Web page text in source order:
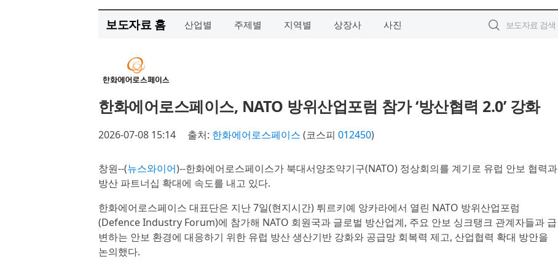
보도자료 홈 산업별 주제별 지역별 상장사 사진
한화에어로스페이스, NATO 방위산업포럼 참가 ‘방산협력 2.0’ 강화
2026-07-08 15:14 출처: 한화에어로스페이스 (코스피 012450)
창원--(뉴스와이어)--한화에어로스페이스가 북대서양조약기구(NATO) 정상회의를 계기로 유럽 안보 협력과
방산 파트너십 확대에 속도를 내고 있다.
한화에어로스페이스 대표단은 지난 7일(현지시간) 튀르키예 앙카라에서 열린 NATO 방위산업포럼
(Defence Industry Forum)에 참가해 NATO 회원국과 글로벌 방산업계, 주요 안보 싱크탱크 관계자들과 급
변하는 안보 환경에 대응하기 위한 유럽 방산 생산기반 강화와 공급망 회복력 제고, 산업협력 확대 방안을
논의했다.